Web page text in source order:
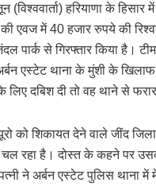
(विश्ववार्ता) हरियाणा के
एवज में 40 हजार रुपये की
पार्क से गिरफ्तार किया है।
एस्टेट थाना के मुंशी के
लिए दबिश दी तो वह थाने से
को शिकायत देने वाले जींद
रहा है। दोस्त के कहने पर
ने अर्बन एस्टेट पुलिस थाना